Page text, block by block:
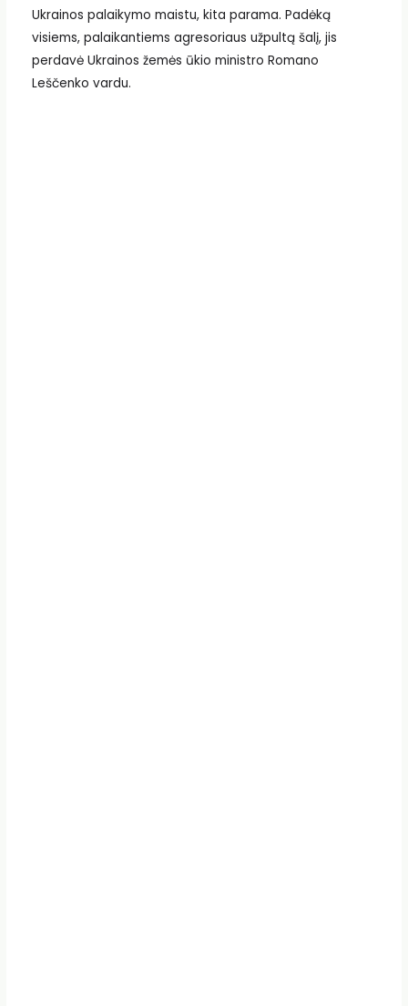
Ukrainos palaikymo maistu, kita parama. Padėką
visiems, palaikantiems agresoriaus užpultą šalį, jis
perdavė Ukrainos žemės ūkio ministro Romano
Leščenko vardu.